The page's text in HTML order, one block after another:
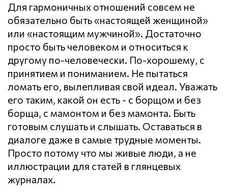
Для гармоничных отношений совсем не
обязательно быть «настоящей женщиной»
или «настоящим мужчиной». Достаточно
просто быть человеком и относиться к
другому по-человечески. По-хорошему, с
принятием и пониманием. Не пытаться
ломать его, вылепливая свой идеал. Уважать
его таким, какой он есть - с борщом и без
борща, с мамонтом и без мамонта. Быть
готовым слушать и слышать. Оставаться в
диалоге даже в самые трудные моменты.
Просто потому что мы живые люди, а не
иллюстрации для статей в глянцевых
журналах.